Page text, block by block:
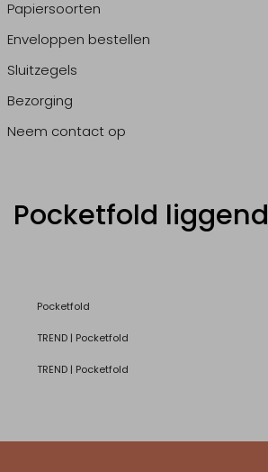
Papiersoorten
Enveloppen bestellen
Sluitzegels
Bezorging
Neem contact op
Pocketfold liggend
Pocketfold
TREND | Pocketfold
TREND | Pocketfold